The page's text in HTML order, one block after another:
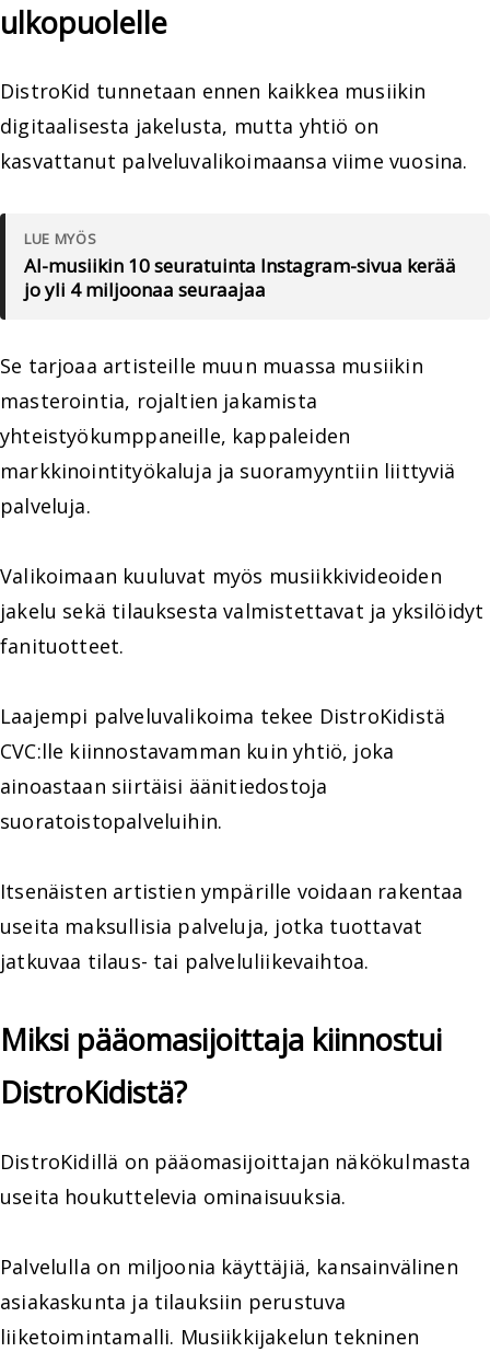
ulkopuolelle
DistroKid tunnetaan ennen kaikkea musiikin
digitaalisesta jakelusta, mutta yhtiö on
kasvattanut palveluvalikoimaansa viime vuosina.
LUE MYÖS
AI-musiikin 10 seuratuinta Instagram-sivua kerää
jo yli 4 miljoonaa seuraajaa
Se tarjoaa artisteille muun muassa musiikin
masterointia, rojaltien jakamista
yhteistyökumppaneille, kappaleiden
markkinointityökaluja ja suoramyyntiin liittyviä
palveluja.
Valikoimaan kuuluvat myös musiikkivideoiden
jakelu sekä tilauksesta valmistettavat ja yksilöidyt
fanituotteet.
Laajempi palveluvalikoima tekee DistroKidistä
CVC:lle kiinnostavamman kuin yhtiö, joka
ainoastaan siirtäisi äänitiedostoja
suoratoistopalveluihin.
Itsenäisten artistien ympärille voidaan rakentaa
useita maksullisia palveluja, jotka tuottavat
jatkuvaa tilaus- tai palveluliikevaihtoa.
Miksi pääomasijoittaja kiinnostui
DistroKidistä?
DistroKidillä on pääomasijoittajan näkökulmasta
useita houkuttelevia ominaisuuksia.
Palvelulla on miljoonia käyttäjiä, kansainvälinen
asiakaskunta ja tilauksiin perustuva
liiketoimintamalli. Musiikkijakelun tekninen